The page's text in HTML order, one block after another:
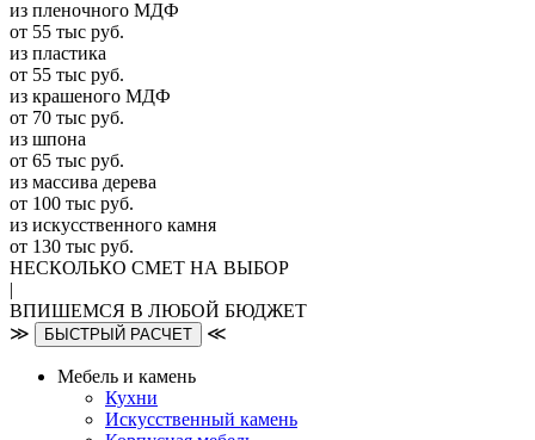
из пленочного МДФ
от 55 тыс руб.
из пластика
от 55 тыс руб.
из крашеного МДФ
от 70 тыс руб.
из шпона
от 65 тыс руб.
из массива дерева
от 100 тыс руб.
из искусcтвенного камня
от 130 тыс руб.
НЕСКОЛЬКО СМЕТ НА ВЫБОР
|
ВПИШЕМСЯ В ЛЮБОЙ БЮДЖЕТ
≫
БЫСТРЫЙ РАСЧЕТ ≪
Мебель и камень
Кухни
Искусственный камень